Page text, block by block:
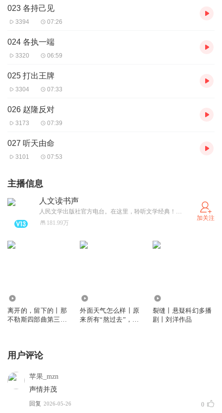
023 各持己见
3394 07:26
024 各执一端
3320 06:59
025 打出王牌
3304 07:33
026 赵隆反对
3173 07:39
027 听天由命
3101 07:53
主播信息
人文读书声
人民文学出版社官方电台。在这里，聆听文学经典！微信公众号：人文读书声
181.99万
加关注
离开的，留下的丨那
不勒斯四部曲第三部
外面天气怎么样丨原
来所有“熬过去”，都
裂缝丨悬疑科幻多播
剧丨刘洋作品
用户评论
苹果_mzn
声情并茂
回复 2026-05-26 0